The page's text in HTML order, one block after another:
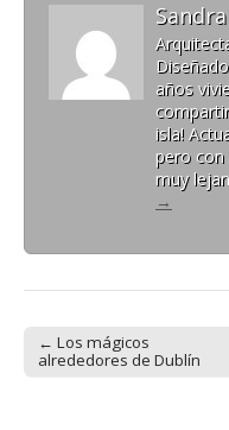
años
isla!
pero
muy
→
Post navigation
← Los mágicos
alrededores de Dublín